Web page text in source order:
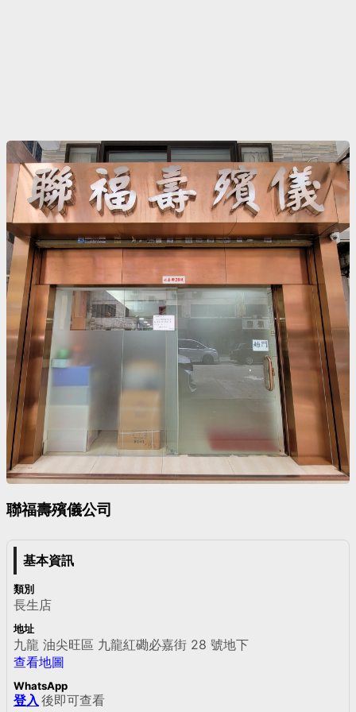
聯福壽殯儀公司
基本資訊
類別
長生店
地址
九龍 油尖旺區 九龍紅磡必嘉街 28 號地下
查看地圖
WhatsApp
登入 後即可查看